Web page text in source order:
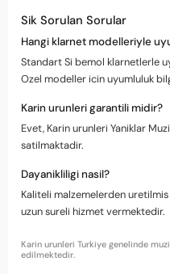
Sik Sorulan Sorular
Hangi klarnet modelleriyle
Standart Si bemol klarnetlerle
Ozel modeller icin uyumluluk
Karin urunleri garantili midir?
Evet, Karin urunleri Yaniklar
satilmaktadir.
Dayanikliligi nasil?
Kaliteli malzemelerden
uzun sureli hizmet vermektedir.
Karin urunleri Turkiye genelinde
edilmektedir.